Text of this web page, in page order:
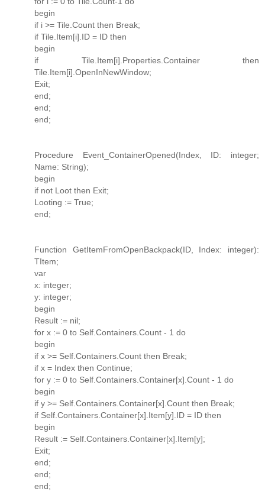
begin
if i >= Tile.Count then Break;
if Tile.Item[i].ID = ID then
begin
if Tile.Item[i].Properties.Container then
Tile.Item[i].OpenInNewWindow;
Exit;
end;
end;
end;
Procedure Event_ContainerOpened(Index, ID: integer;
Name: String);
begin
if not Loot then Exit;
Looting := True;
end;
Function GetItemFromOpenBackpack(ID, Index: integer):
TItem;
var
x: integer;
y: integer;
begin
Result := nil;
for x := 0 to Self.Containers.Count - 1 do
begin
if x >= Self.Containers.Count then Break;
if x = Index then Continue;
for y := 0 to Self.Containers.Container[x].Count - 1 do
begin
if y >= Self.Containers.Container[x].Count then Break;
if Self.Containers.Container[x].Item[y].ID = ID then
begin
Result := Self.Containers.Container[x].Item[y];
Exit;
end;
end;
end;